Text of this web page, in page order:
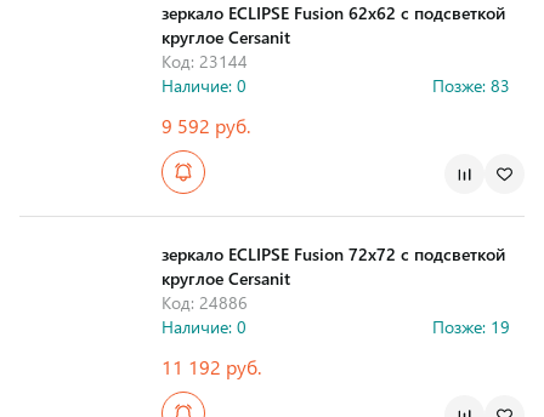
зеркало ECLIPSE Fusion 62x62 с подсветкой
круглое Cersanit
Код: 23144
Наличие: 0
Позже: 83
9 592 руб.
зеркало ECLIPSE Fusion 72x72 с подсветкой
круглое Cersanit
Код: 24886
Наличие: 0
Позже: 19
11 192 руб.